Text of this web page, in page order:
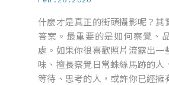
什麼才是真正的街頭攝影呢？其
答案。最重要的是如何察覺、
處。如果你很喜歡照片流露出一
味、擅長察覺日常蛛絲馬跡的人
等待、思考的人，或許你已經擁